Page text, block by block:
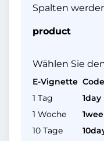
Spalten
product
Wählen Sie
E-Vignette Code
1 Tag
1day
1 Woche
10 Tage